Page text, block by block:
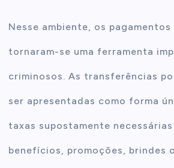
Nesse ambiente, os
tornaram-se uma ferramenta
criminosos. As transferências
ser apresentadas como forma
taxas supostamente
benefícios, promoções, brindes